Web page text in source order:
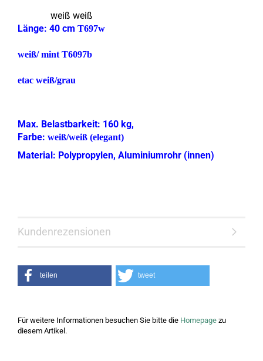
weiß weiß
Länge: 40 cm T697w
weiß/ mint T6097b
etac weiß/grau
Max. Belastbarkeit: 160 kg,
Farbe: weiß/weiß (elegant)
Material: Polypropylen, Aluminiumrohr (innen)
Kundenrezensionen
teilen tweet
Für weitere Informationen besuchen Sie bitte die Homepage zu
diesem Artikel.